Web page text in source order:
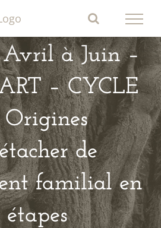
Avril à Juin –
– CYCLE
Origines
de
familial en
étapes